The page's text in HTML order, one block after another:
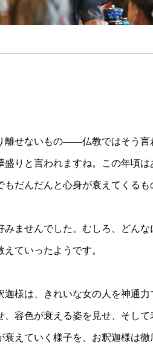
せないもの――仏教ではそう言
りと言われますね。この年頃
だんだんと心身が衰えてくるも
ませんでした。むしろ、どん
ていったようです。
様は、きれいな女の人を神通
容色が衰える姿を見せ、そして
えていく様子を、お釈迦様は